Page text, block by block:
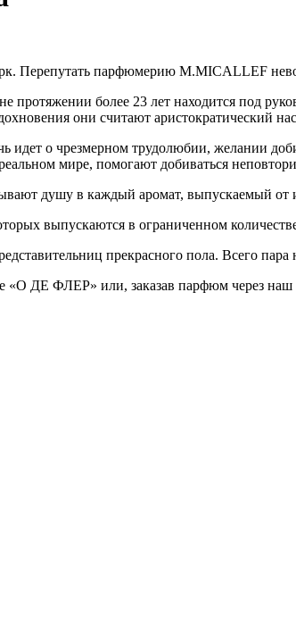
Перепутать парфюмерию M.MICALLEF
более 23 лет находится под
они считают
о чрезмерном трудолюбии, желании
мире, помогают добиваться
душу в каждый аромат, выпускаемый от
выпускаются в ограниченном
прекрасного пола. Всего
ДЕ ФЛЕР» или, заказав парфюм через наш